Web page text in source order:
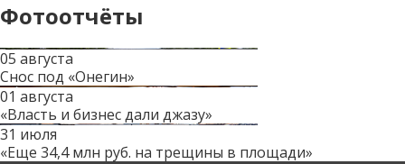
Фотоотчёты
05 августа
Снос под «Онегин»
01 августа
«Власть и бизнес дали джазу»
31 июля
«Еще 34,4 млн руб. на трещины в площади»